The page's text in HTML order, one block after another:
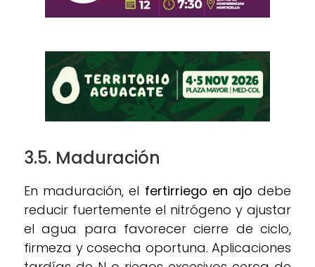
3.5. Maduración
En maduración, el fertirriego en ajo debe
reducir fuertemente el nitrógeno y ajustar
el agua para favorecer cierre de ciclo,
firmeza y cosecha oportuna. Aplicaciones